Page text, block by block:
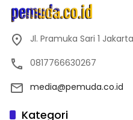
Jl. Pramuka Sari 1
0817766630267
media@pemuda.co.id
Kategori